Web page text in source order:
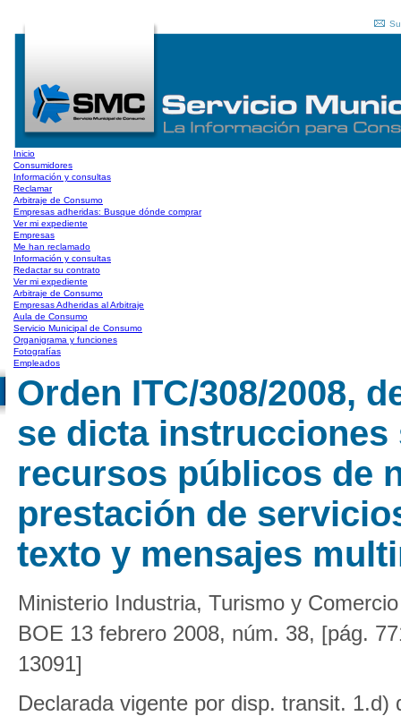
Inicio
Consumidores
Información y consultas
Reclamar
Arbitraje de Consumo
Empresas adheridas: Busque dónde comprar
Ver mi expediente
Empresas
Me han reclamado
Información y consultas
Redactar su contrato
Ver mi expediente
Arbitraje de Consumo
Empresas Adheridas al Arbitraje
Aula de Consumo
Servicio Municipal de Consumo
Organigrama y funciones
Fotografías
Empleados
Orden ITC/308/2008,
se dicta
recursos públicos de
prestación de
texto y mensajes
Ministerio Industria, Turismo y Comercio
BOE 13 febrero 2008, núm. 38, [pág.
13091]
Declarada vigente por disp. transit.